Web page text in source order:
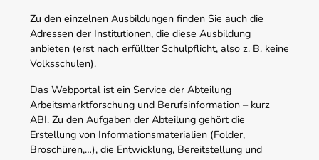
Zu den einzelnen Ausbildungen finden Sie auch die
Adressen der Institutionen, die diese Ausbildung
anbieten (erst nach erfüllter Schulpflicht, also z. B. keine
Volksschulen).
Das Webportal ist ein Service der Abteilung
Arbeitsmarktforschung und Berufsinformation – kurz
ABI. Zu den Aufgaben der Abteilung gehört die
Erstellung von Informationsmaterialien (Folder,
Broschüren,…), die Entwicklung, Bereitstellung und